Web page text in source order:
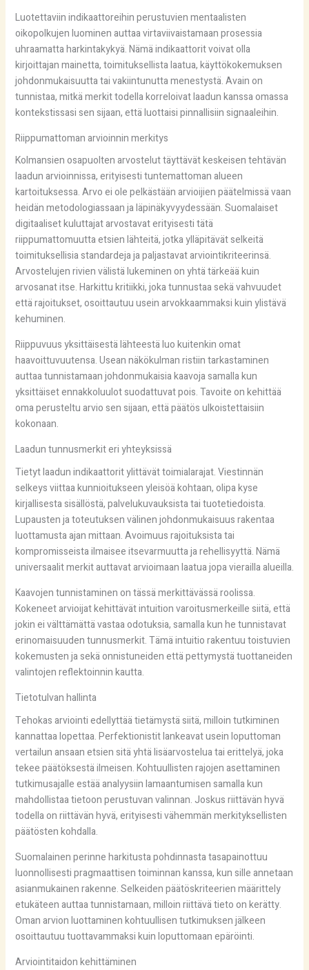
Luotettaviin indikaattoreihin perustuvien mentaalisten
oikopolkujen luominen auttaa virtaviivaistamaan prosessia
uhraamatta harkintakykyä. Nämä indikaattorit voivat olla
kirjoittajan mainetta, toimituksellista laatua, käyttökokemuksen
johdonmukaisuutta tai vakiintunutta menestystä. Avain on
tunnistaa, mitkä merkit todella korreloivat laadun kanssa omassa
kontekstissasi sen sijaan, että luottaisi pinnallisiin signaaleihin.
Riippumattoman arvioinnin merkitys
Kolmansien osapuolten arvostelut täyttävät keskeisen tehtävän
laadun arvioinnissa, erityisesti tuntemattoman alueen
kartoituksessa. Arvo ei ole pelkästään arvioijien päätelmissä vaan
heidän metodologiassaan ja läpinäkyvyydessään. Suomalaiset
digitaaliset kuluttajat arvostavat erityisesti tätä
riippumattomuutta etsien lähteitä, jotka ylläpitävät selkeitä
toimituksellisia standardeja ja paljastavat arviointikriteerinsä.
Arvostelujen rivien välistä lukeminen on yhtä tärkeää kuin
arvosanat itse. Harkittu kritiikki, joka tunnustaa sekä vahvuudet
että rajoitukset, osoittautuu usein arvokkaammaksi kuin ylistävä
kehuminen.
Riippuvuus yksittäisestä lähteestä luo kuitenkin omat
haavoittuvuutensa. Usean näkökulman ristiin tarkastaminen
auttaa tunnistamaan johdonmukaisia kaavoja samalla kun
yksittäiset ennakkoluulot suodattuvat pois. Tavoite on kehittää
oma perusteltu arvio sen sijaan, että päätös ulkoistettaisiin
kokonaan.
Laadun tunnusmerkit eri yhteyksissä
Tietyt laadun indikaattorit ylittävät toimialarajat. Viestinnän
selkeys viittaa kunnioitukseen yleisöä kohtaan, olipa kyse
kirjallisesta sisällöstä, palvelukuvauksista tai tuotetiedoista.
Lupausten ja toteutuksen välinen johdonmukaisuus rakentaa
luottamusta ajan mittaan. Avoimuus rajoituksista tai
kompromisseista ilmaisee itsevarmuutta ja rehellisyyttä. Nämä
universaalit merkit auttavat arvioimaan laatua jopa vierailla alueilla.
Kaavojen tunnistaminen on tässä merkittävässä roolissa.
Kokeneet arvioijat kehittävät intuition varoitusmerkeille siitä, että
jokin ei välttämättä vastaa odotuksia, samalla kun he tunnistavat
erinomaisuuden tunnusmerkit. Tämä intuitio rakentuu toistuvien
kokemusten ja sekä onnistuneiden että pettymystä tuottaneiden
valintojen reflektoinnin kautta.
Tietotulvan hallinta
Tehokas arviointi edellyttää tietämystä siitä, milloin tutkiminen
kannattaa lopettaa. Perfektionistit lankeavat usein loputtoman
vertailun ansaan etsien sitä yhtä lisäarvostelua tai erittelyä, joka
tekee päätöksestä ilmeisen. Kohtuullisten rajojen asettaminen
tutkimusajalle estää analyysiin lamaantumisen samalla kun
mahdollistaa tietoon perustuvan valinnan. Joskus riittävän hyvä
todella on riittävän hyvä, erityisesti vähemmän merkityksellisten
päätösten kohdalla.
Suomalainen perinne harkitusta pohdinnasta tasapainottuu
luonnollisesti pragmaattisen toiminnan kanssa, kun sille annetaan
asianmukainen rakenne. Selkeiden päätöskriteerien määrittely
etukäteen auttaa tunnistamaan, milloin riittävä tieto on kerätty.
Oman arvion luottaminen kohtuullisen tutkimuksen jälkeen
osoittautuu tuottavammaksi kuin loputtomaan epäröinti.
Arviointitaidon kehittäminen